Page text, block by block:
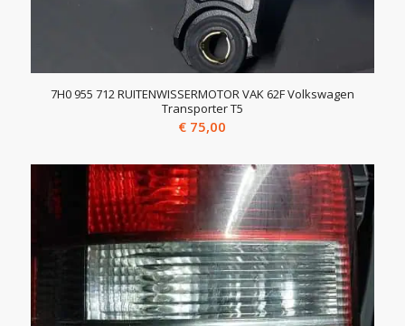
7H0 955 712 RUITENWISSERMOTOR VAK 62F Volkswagen
Transporter T5
€ 75,00